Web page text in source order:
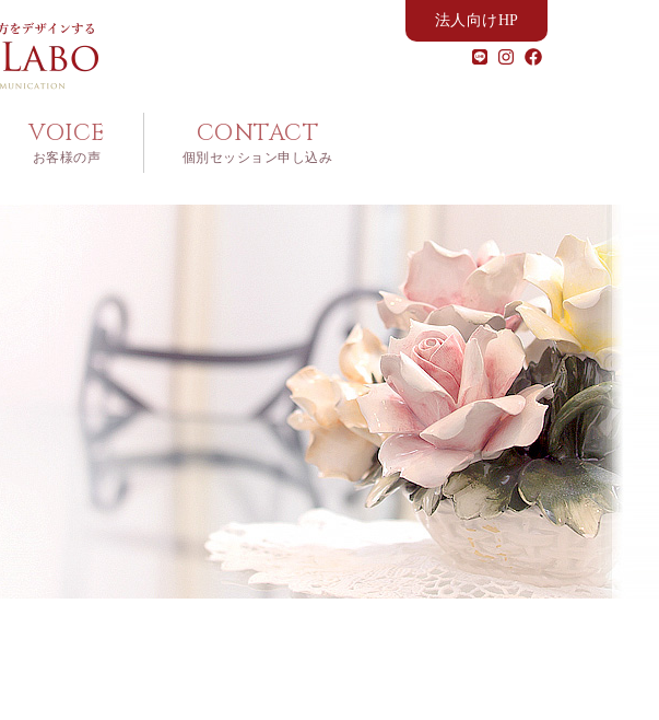
法人向けHP
VOICE
お客様の声
CONTACT
個別セッション申し込み